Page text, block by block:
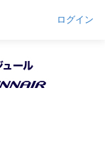
ログイン